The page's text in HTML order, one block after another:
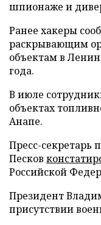
шпионаже и
Ранее хакеры
раскрывающим
объектам в
года.
В июле
объектах
Анапе.
Пресс-секретарь
Песков
Российской
Президент
присутствии